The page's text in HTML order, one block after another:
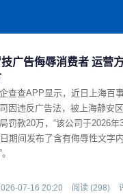
技广告侮辱消费者 运营
查查APP显示，近日上海百
因违反广告法，被上海静安
罚款20万，“该公司于2026年
期间发布了含有侮辱性文字
07-16 20:20 阅读 (298)